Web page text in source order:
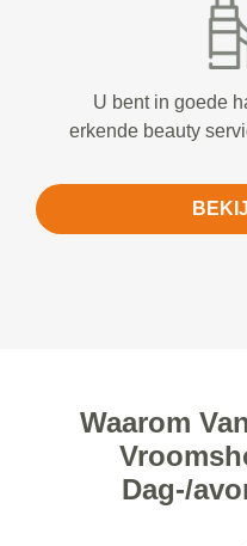
U bent in goede
erkende beauty
Waarom
Dag-/